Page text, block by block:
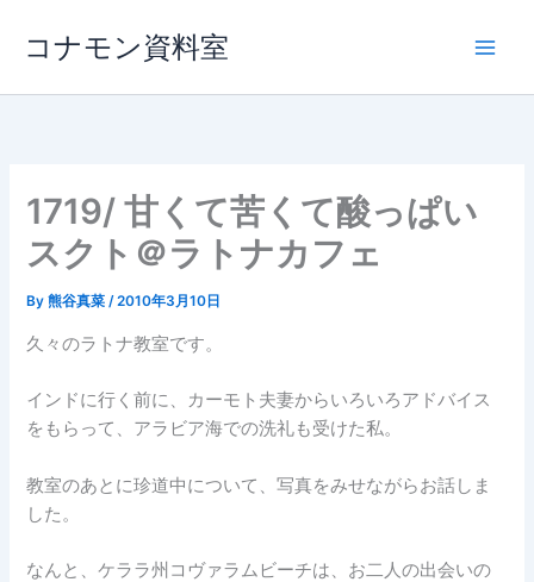
ス
コナモン資料室
1719/ 甘くて苦くて酸っぱい
スクト＠ラトナカフェ
By熊谷真菜/2010年3月10日
久々のラトナ教室です。
インドに行く前に、カーモト夫妻からいろいろアドバイス
をもらって、アラビア海での洗礼も受けた私。
教室のあとに珍道中について、写真をみせながらお話しま
した。
なんと、ケララ州コヴァラムビーチは、お二人の出会いの